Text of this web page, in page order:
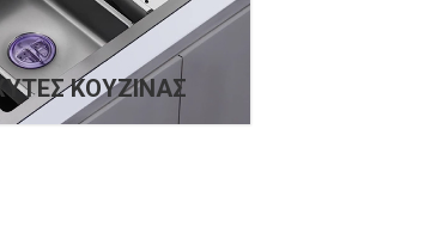
ΚΟΥΖΊΝΑΣ